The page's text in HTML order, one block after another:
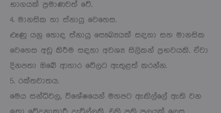
භාගයක් ප්‍රමාණවත් වේ.
4. මානසික හා ස්නායු වෙහෙස.
ළූණු යනු හොඳ ස්නායු සෞඛ්‍යයක් සඳහා සහ මානසික
වෙහෙස අඩු කිරීම සඳහා අවශ්‍ය සිලිකන් ප්‍රභවයකි. ඒවා
දිනපතා ඔබේ ආහාර වේලට ඇතුළත් කරන්න.
5. රක්තවාතය.
මෙය සන්ධිවල, විශේෂයෙන් මහපට ඇඟිල්ලේ ඇති වන